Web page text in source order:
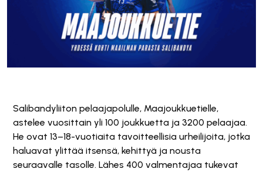
Salibandyliiton pelaajapolulle, Maajoukkuetielle,
astelee vuosittain yli 100 joukkuetta ja 3200 pelaajaa.
He ovat 13–18-vuotiaita tavoitteellisia urheilijoita, jotka
haluavat ylittää itsensä, kehittyä ja nousta
seuraavalle tasolle. Lähes 400 valmentajaa tukevat